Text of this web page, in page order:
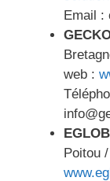
Email :
web :
Poitou